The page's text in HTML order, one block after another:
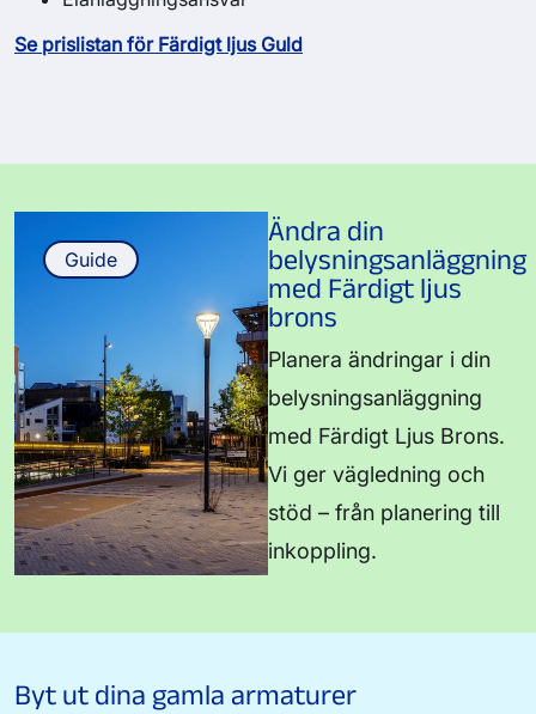
Se prislistan för Färdigt ljus Guld
Ändra din
belysningsanläggning
med Färdigt ljus
brons
Planera ändringar i din
belysningsanläggning
med Färdigt Ljus Brons.
Vi ger vägledning och
stöd – från planering till
inkoppling.
Guide
Byt ut dina gamla armaturer